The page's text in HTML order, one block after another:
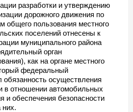
разработки и утверждению
дорожного движения по
общего пользования местного
поселений отнесены к
муниципального района
орган
как на органе местного
федеральный
обязанность осуществления
в отношении автомобильных
и обеспечения безопасности
них.